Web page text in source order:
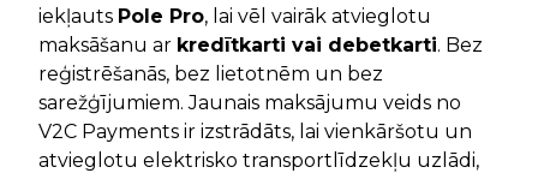
iekļauts Pole Pro, lai vēl vairāk atvieglotu
maksāšanu ar kredītkarti vai debetkarti. Bez
reģistrēšanās, bez lietotnēm un bez
sarežģījumiem. Jaunais maksājumu veids no
V2C Payments ir izstrādāts, lai vienkāršotu un
atvieglotu elektrisko transportlīdzekļu uzlādi,